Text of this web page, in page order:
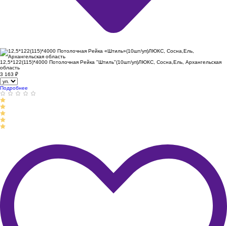
12,5*122(115)*4000 Потолочная Рейка "Штиль"(10шт/уп)ЛЮКС, Сосна,Ель, Архангельская
область
3 163 ₽
Подробнее